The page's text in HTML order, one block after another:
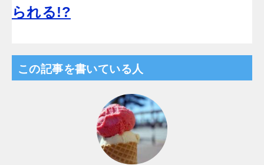
られる!?
この記事を書いている人